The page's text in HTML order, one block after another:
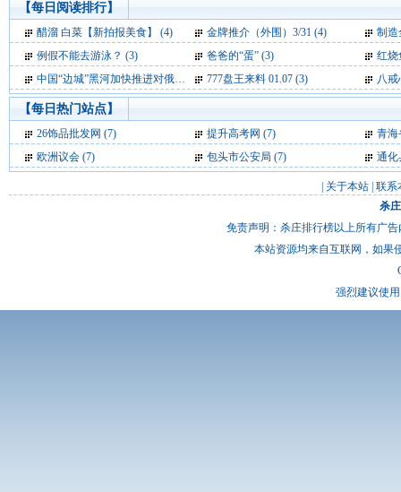
【每日阅读排行】
醋溜 白菜【新拍报美食】 (4) 金牌推介（外围）3/31 (4)
制造
例假不能去游泳？ (3)
爸爸的“蛋” (3)
红烧
中国“边城”黑河加快推进对俄农业合作 (3)
777盘王来料 01.07 (3) 八戒
【每日热门站点】
26饰品批发网 (7) 提升高考网 (7)
青海
欧洲议会 (7) 包头市公安局 (7) 通化
关于本站 联系
杀
免责声明：杀庄排行榜以上所有广
本站资源均来自互联网，如果
强烈建议使